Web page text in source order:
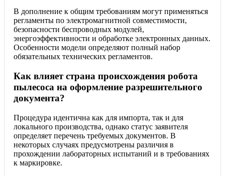
В дополнение к общим требованиям могут применяться
регламенты по электромагнитной совместимости,
безопасности беспроводных модулей,
энергоэффективности и обработке электронных данных.
Особенности модели определяют полный набор
обязательных технических регламентов.
Как влияет страна происхождения робота
пылесоса на оформление разрешительного
документа?
Процедура идентична как для импорта, так и для
локального производства, однако статус заявителя
определяет перечень требуемых документов. В
некоторых случаях предусмотрены различия в
прохождении лабораторных испытаний и в требованиях
к маркировке.